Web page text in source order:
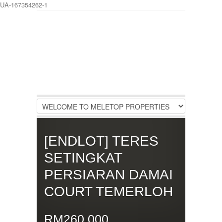
UA-167354262-1
Register|Recover Password
[ENDLOT] TERES
SETINGKAT
PERSIARAN DAMAI
COURT TEMERLOH
RM260,000